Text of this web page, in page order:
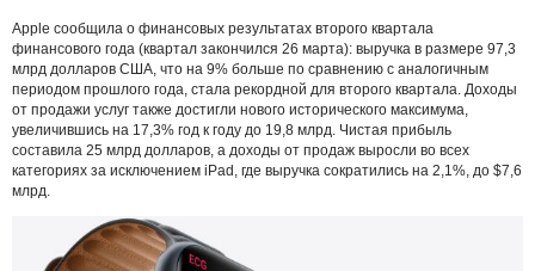
Apple сообщила о финансовых результатах второго квартала
финансового года (квартал закончился 26 марта): выручка в размере 97,3
млрд долларов США, что на 9% больше по сравнению с аналогичным
периодом прошлого года, стала рекордной для второго квартала. Доходы
от продажи услуг также достигли нового исторического максимума,
увеличившись на 17,3% год к году до 19,8 млрд. Чистая прибыль
составила 25 млрд долларов, а доходы от продаж выросли во всех
категориях за исключением iPad, где выручка сократились на 2,1%, до $7,6
млрд.